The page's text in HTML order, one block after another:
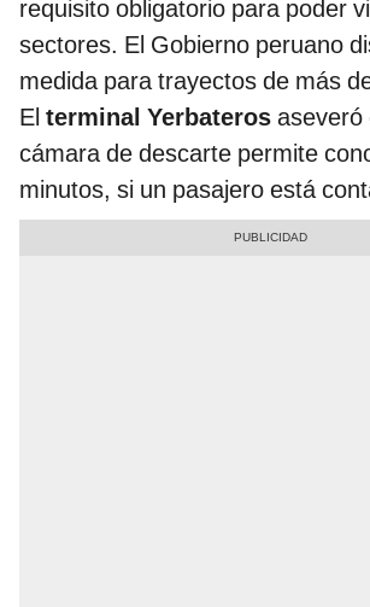
requisito obligatorio para poder
sectores. El Gobierno peruano
medida para trayectos de más
El terminal Yerbateros aseveró
cámara de descarte permite
minutos, si un pasajero está